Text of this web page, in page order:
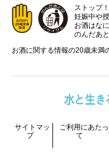
ストップ
妊娠中や
お酒はな
のんだあ
お酒に関する情報の20歳未満
サイトマッ
プ
ご利用にあたっ
て